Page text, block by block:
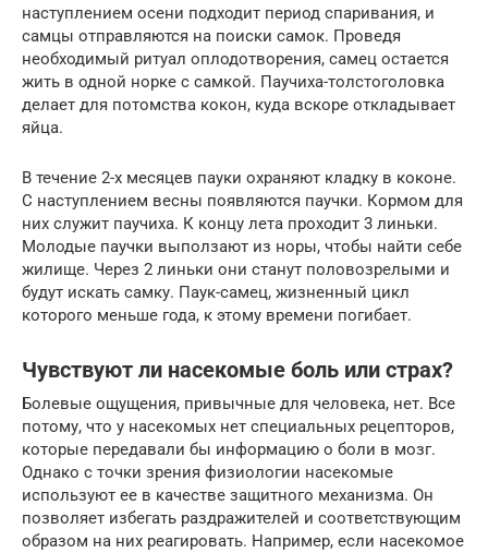
наступлением осени подходит период спаривания, и
самцы отправляются на поиски самок. Проведя
необходимый ритуал оплодотворения, самец остается
жить в одной норке с самкой. Паучиха-толстоголовка
делает для потомства кокон, куда вскоре откладывает
яйца.
В течение 2-х месяцев пауки охраняют кладку в коконе.
С наступлением весны появляются паучки. Кормом для
них служит паучиха. К концу лета проходит 3 линьки.
Молодые паучки выползают из норы, чтобы найти себе
жилище. Через 2 линьки они станут половозрелыми и
будут искать самку. Паук-самец, жизненный цикл
которого меньше года, к этому времени погибает.
Чувствуют ли насекомые боль или страх?
Болевые ощущения, привычные для человека, нет. Все
потому, что у насекомых нет специальных рецепторов,
которые передавали бы информацию о боли в мозг.
Однако с точки зрения физиологии насекомые
используют ее в качестве защитного механизма. Он
позволяет избегать раздражителей и соответствующим
образом на них реагировать. Например, если насекомое